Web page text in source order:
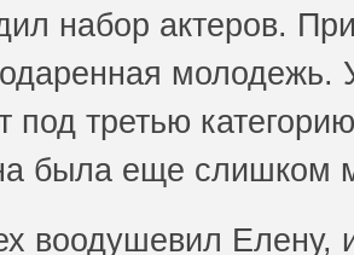
набор актеров.
молодежь.
под третью
была еще слишком
воодушевил Елену,